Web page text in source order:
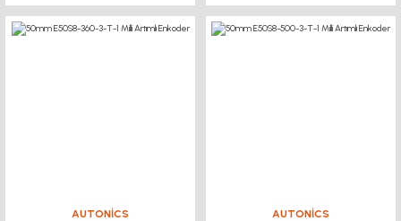
AUTONİCS
AUTONİCS